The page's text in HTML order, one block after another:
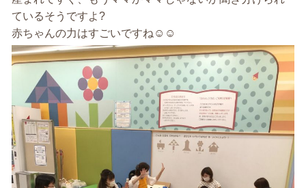
ているそうですよ?
赤ちゃんの力はすごいですね☺️☺️